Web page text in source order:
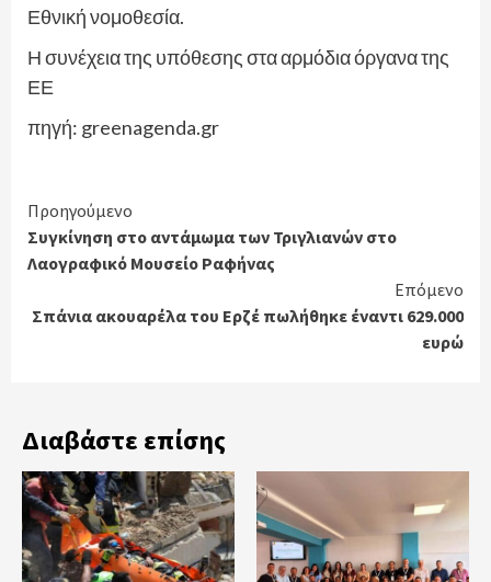
Εθνική νομοθεσία.
Η συνέχεια της υπόθεσης στα αρμόδια όργανα της
ΕΕ
πηγή: greenagenda.gr
Continue
Reading
Προηγούμενο
Συγκίνηση στο αντάμωμα των Τριγλιανών στο
Λαογραφικό Μουσείο Ραφήνας
Επόμενο
Σπάνια ακουαρέλα του Ερζέ πωλήθηκε έναντι 629.000
ευρώ
Διαβάστε επίσης